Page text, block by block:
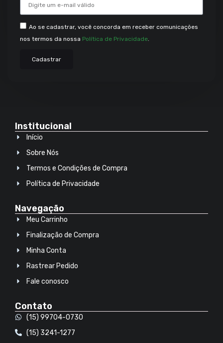
Ao se cadastrar, você concorda em receber comunicações
nos termos da nossa Política de Privacidade
Cadastrar
Institucional
Início
Sobre Nós
Termos e Condições de Compra
Política de Privacidade
Navegação
Meu Carrinho
Finalização de Compra
Minha Conta
Rastrear Pedido
Fale conosco
Contato
(15) 99704-0730
(15) 3241-1277